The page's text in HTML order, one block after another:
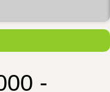
-